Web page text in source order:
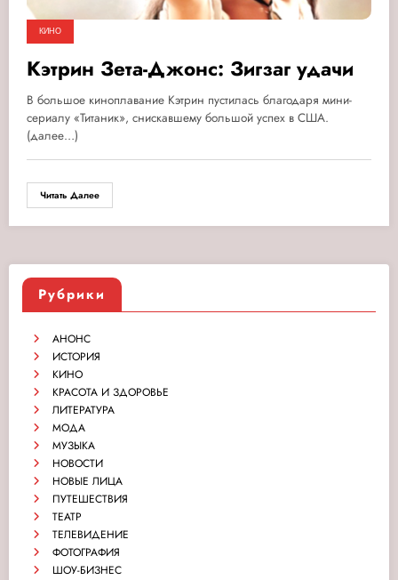
КИНО
Кэтрин Зета-Джонс: Зигзаг удачи
В большое киноплавание Кэтрин пустилась благодаря мини-
сериалу «Титаник», снискавшему большой успех в США.
(далее…)
Читать Далее
Рубрики
АНОНС
ИСТОРИЯ
КИНО
КРАСОТА И ЗДОРОВЬЕ
ЛИТЕРАТУРА
МОДА
МУЗЫКА
НОВОСТИ
НОВЫЕ ЛИЦА
ПУТЕШЕСТВИЯ
ТЕАТР
ТЕЛЕВИДЕНИЕ
ФОТОГРАФИЯ
ШОУ-БИЗНЕС